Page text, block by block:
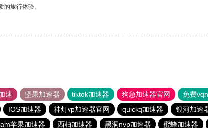
旅行体验。
速 坚果加速器 tiktok加速器 狗急加速器官网 免费
IOS加速器 神灯vp加速器官网 quickq加速器 银河加速
苹果加速器 西柚加速器 黑洞nvp加速器 蜜蜂加速器